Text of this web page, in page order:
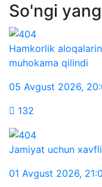
So'ngi
Hamkorlik
muhokama qilindi
05 Avgust 2026,
132
Jamiyat uchun
01 Avgust 2026,